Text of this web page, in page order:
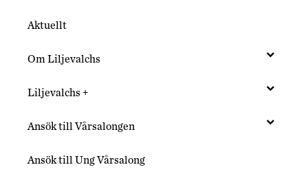
Aktuellt
Om Liljevalchs
Liljevalchs +
Ansök till Vårsalongen
Ansök till Ung Vårsalong